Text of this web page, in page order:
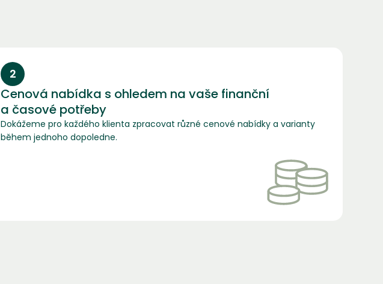
2
Cenová nabídka s ohledem na vaše finanční
a časové potřeby
Dokážeme pro každého klienta zpracovat různé cenové nabídky a varianty
během jednoho dopoledne.